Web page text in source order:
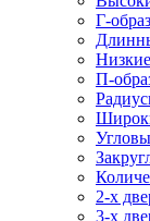
Г-
Низкие
П-
2-х
3-х